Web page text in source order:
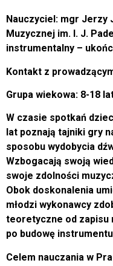
Nauczyciel: mgr Jerzy
Muzycznej im. I. J.
instrumentalny –
Kontakt z
Grupa wiekowa: 8-18
W czasie spotkań
lat poznają tajniki gry
sposobu wydobycia
Wzbogacają swoją
swoje zdolności
Obok doskonalenia
młodzi wykonawcy
teoretyczne od zapisu
po budowę
Celem nauczania w